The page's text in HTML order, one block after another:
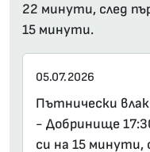
22 минути, след
15 минути.
05.07.2026
Пътнически
- Добринище
си на 15 минути,